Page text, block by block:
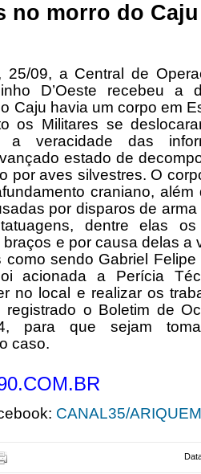
no morro do Caju
25/09, a Central de
D’Oeste recebeu a
Caju havia um corpo em
os Militares se
a veracidade das
estado de
por aves silvestres. O
craniano, além
por disparos de arma
dentre elas os
braços e por causa delas a
como sendo Gabriel Felipe
acionada a Perícia
no local e realizar os
o Boletim de
para que sejam
caso.
CANAL35/